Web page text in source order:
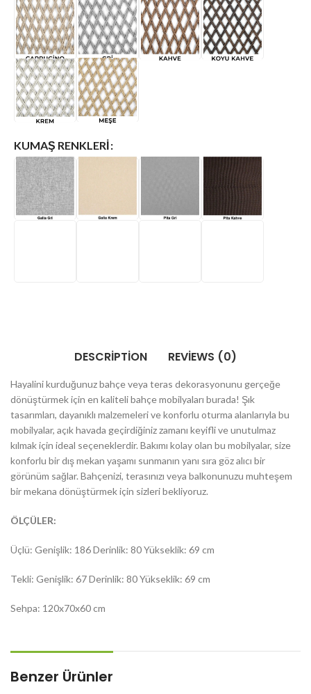
KUMAŞ RENKLERI
DESCRIPTION REVIEWS (0)
Hayalini kurduğunuz bahçe veya teras dekorasyonunu gerçeğe
dönüştürmek için en kaliteli bahçe mobilyaları burada! Şık
tasarımları, dayanıklı malzemeleri ve konforlu oturma alanlarıyla bu
mobilyalar, açık havada geçirdiğiniz zamanı keyifli ve unutulmaz
kılmak için ideal seçeneklerdir. Bakımı kolay olan bu mobilyalar, size
konforlu bir dış mekan yaşamı sunmanın yanı sıra göz alıcı bir
görünüm sağlar. Bahçenizi, terasınızı veya balkonunuzu muhteşem
bir mekana dönüştürmek için sizleri bekliyoruz.
ÖLÇÜLER:
Üçlü: Genişlik: 186 Derinlik: 80 Yükseklik: 69 cm
Tekli: Genişlik: 67 Derinlik: 80 Yükseklik: 69 cm
Sehpa: 120x70x60 cm
Benzer Ürünler